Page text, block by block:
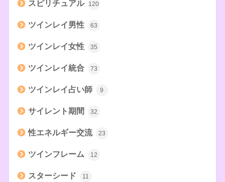
スピリチュアル 120
ツインレイ男性 63
ツインレイ女性 35
ツインレイ統合 73
ツインレイ占い師 9
サイレント期間 32
性エネルギー交流 23
ツインフレーム 12
スターシード 11